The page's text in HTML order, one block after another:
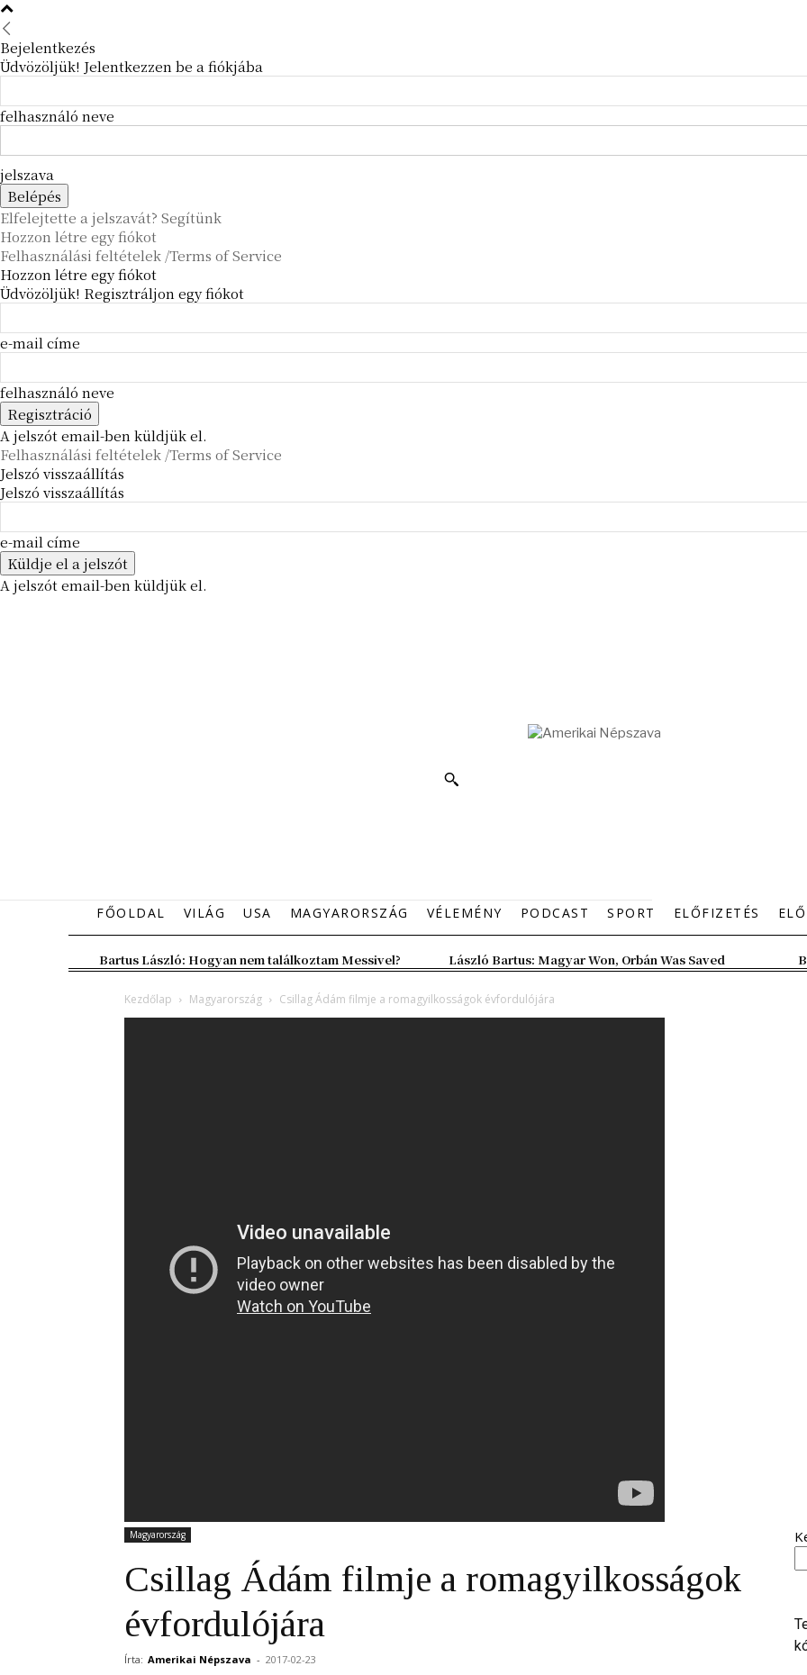
Bejelentkezés
Üdvözöljük! Jelentkezzen be a fiókjába
felhasználó neve
jelszava
Elfelejtette a jelszavát? Segítünk
Hozzon létre egy fiókot
Felhasználási feltételek /Terms of Service
Hozzon létre egy fiókot
Üdvözöljük! Regisztráljon egy fiókot
e-mail címe
felhasználó neve
A jelszót email-ben küldjük el.
Felhasználási feltételek /Terms of Service
Jelszó visszaállítás
Jelszó visszaállítás
e-mail címe
A jelszót email-ben küldjük el.
FŐOLDAL VILÁG USA MAGYARORSZÁG VÉLEMÉNY PODCAST SPORT ELŐFIZETÉS
Bartus László: Hogyan nem találkoztam Messivel? László Bartus: Magyar Won, Orbán Was Saved
Kezdőlap Magyarország Csillag Ádám filmje a romagyilkosságok évfordulójára
Magyarország
Csillag Ádám filmje a romagyilkosságok
évfordulójára
Írta: Amerikai Népszava - 2017-02-23